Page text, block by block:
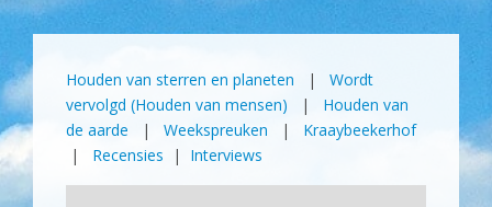
Houden van sterren en planeten | Wordt
vervolgd (Houden van mensen) | Houden van
de aarde | Weekspreuken | Kraaybeekerhof
| Recensies | Interviews